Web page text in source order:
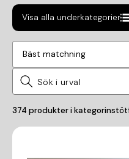
Visa alla underkategorier
Bäst matchning
374 produkter i kategorin